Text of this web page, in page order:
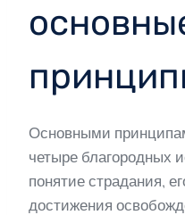
Основными
четыре благородных
понятие страдания,
достижения